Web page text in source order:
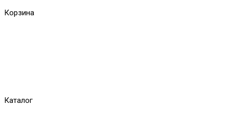
Корзина
Каталог